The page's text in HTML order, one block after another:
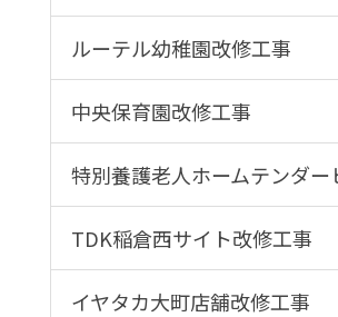
ルーテル幼稚園改修工事
中央保育園改修工事
特別養護老人ホームテンダー
TDK稲倉西サイト改修工事
イヤタカ大町店舗改修工事